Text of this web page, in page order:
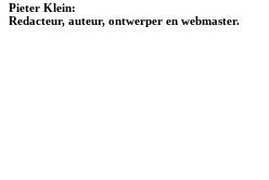
Pieter Klein:
Redacteur, auteur, ontwerper en webmaster.